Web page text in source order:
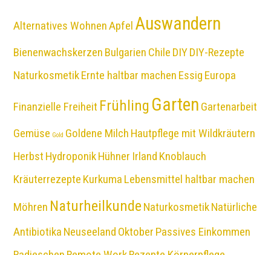
Alternatives WohnenApfel Auswandern
Bienenwachskerzen Bulgarien Chile DIYDIY-Rezepte
NaturkosmetikErnte haltbar machen Essig Europa
Finanzielle Freiheit Frühling Garten Gartenarbeit
Gemüse Gold Goldene Milch Hautpflege mit Wildkräutern
Herbst HydroponikHühner Irland Knoblauch
Kräuterrezepte Kurkuma Lebensmittel haltbar machen
Möhren NaturheilkundeNaturkosmetikNatürliche
Antibiotika Neuseeland Oktober Passives Einkommen